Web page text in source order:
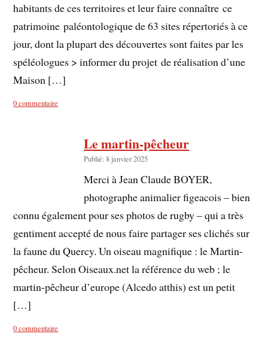
habitants de ces territoires et leur faire connaître ce
patrimoine paléontologique de 63 sites répertoriés à ce
jour, dont la plupart des découvertes sont faites par les
spéléologues > informer du projet de réalisation d’une
Maison […]
0 commentaire
Le martin-pêcheur
Publié: 8 janvier 2025
Merci à Jean Claude BOYER,
photographe animalier figeacois – bien
connu également pour ses photos de rugby – qui a très
gentiment accepté de nous faire partager ses clichés sur
la faune du Quercy. Un oiseau magnifique : le Martin-
pêcheur. Selon Oiseaux.net la référence du web ; le
martin-pêcheur d’europe (Alcedo atthis) est un petit
[…]
0 commentaire